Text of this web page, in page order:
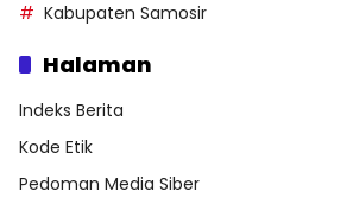
Kabupaten Samosir
Halaman
Indeks Berita
Kode Etik
Pedoman Media Siber